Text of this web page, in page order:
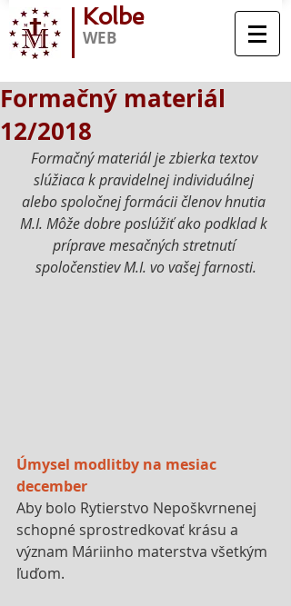
Kolbe
WEB
Formačný materiál
12/2018
Formačný materiál je zbierka textov
slúžiaca k pravidelnej individuálnej
alebo spoločnej formácii členov hnutia
M.I. Môže dobre poslúžiť ako podklad k
príprave mesačných stretnutí
spoločenstiev M.I. vo vašej farnosti.
Úmysel modlitby na mesiac
december
Aby bolo Rytierstvo Nepoškvrnenej
schopné sprostredkovať krásu a
význam Máriinho materstva všetkým
ľuďom.